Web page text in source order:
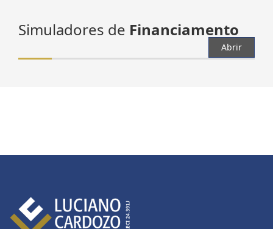
toda a infraestrutura do bairro Quartier.
Simuladores de Financiamento
Abrir